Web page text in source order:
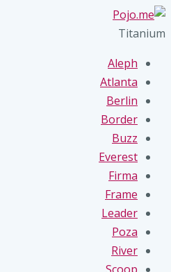
Titanium
Aleph
Atlanta
Berlin
Border
Buzz
Everest
Firma
Frame
Leader
Poza
River